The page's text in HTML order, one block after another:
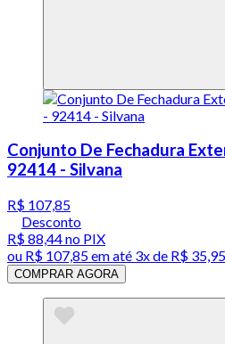
Conjunto De Fechadura
92414 - Silvana
R$ 107,85
Desconto
R$ 88,44no PIX
ou R$ 107,85em até 3x de R$
COMPRAR AGORA